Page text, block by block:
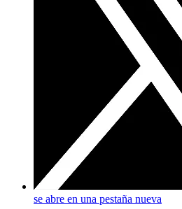
se abre en una pestaña nueva